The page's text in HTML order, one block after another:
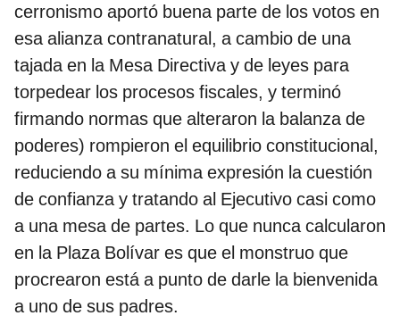
cerronismo aportó buena parte de los votos en
esa alianza contranatural, a cambio de una
tajada en la Mesa Directiva y de leyes para
torpedear los procesos fiscales, y terminó
firmando normas que alteraron la balanza de
poderes) rompieron el equilibrio constitucional,
reduciendo a su mínima expresión la cuestión
de confianza y tratando al Ejecutivo casi como
a una mesa de partes. Lo que nunca calcularon
en la Plaza Bolívar es que el monstruo que
procrearon está a punto de darle la bienvenida
a uno de sus padres.